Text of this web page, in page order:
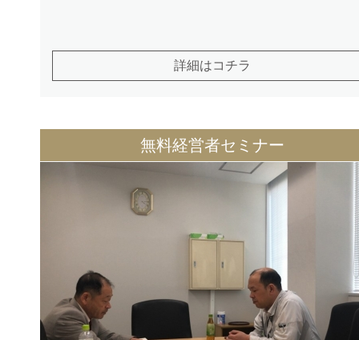
詳細はコチラ
無料経営者セミナー